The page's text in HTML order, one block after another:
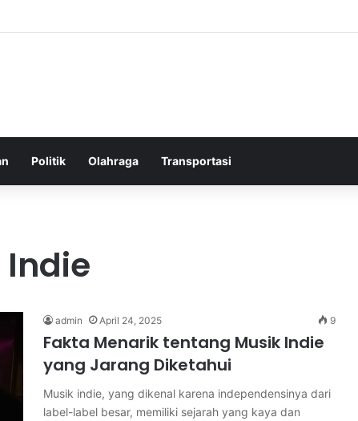
Politik Olahraga Transportasi
admin April 24, 2025 9
Fakta Menarik tentang Musik Indie
yang Jarang Diketahui
Musik indie, yang dikenal karena independensinya dari
label-label besar, memiliki sejarah yang kaya dan